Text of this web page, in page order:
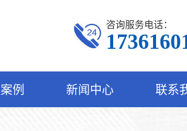
咨询服务电话：
例 新闻中心 联系